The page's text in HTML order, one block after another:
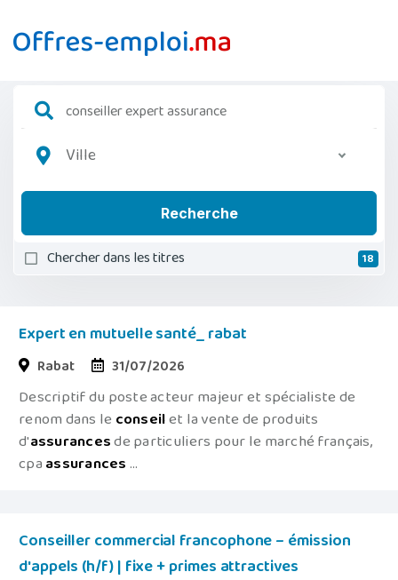
Ville
Recherche
Chercher dans les titres 18
Expert en mutuelle santé_ rabat
Rabat 31/07/2026
Descriptif du poste acteur majeur et spécialiste de
renom dans le conseilet la vente de produits
d'assurancesde particuliers pour le marché français,
cpaassurances ...
Conseiller commercial francophone – émission
d'appels (h/f) | fixe + primes attractives